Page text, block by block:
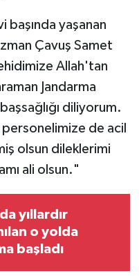
başında yaşanan
Çavuş Samet
Allah'tan
Jandarma
diliyorum.
personelimize de acil
olsun dileklerimi
ali olsun."
yıllardır
o yolda
başladı